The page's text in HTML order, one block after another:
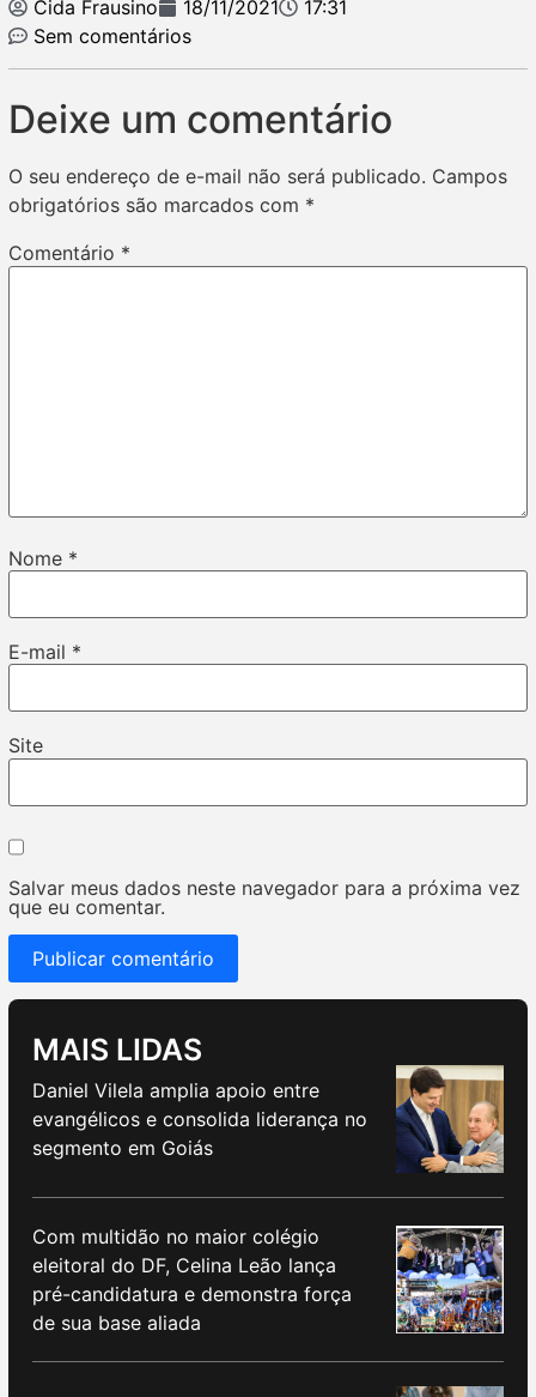
Cida Frausino 18/11/2021
17:31
Sem comentários
Deixe um comentário
O seu endereço de e-mail não será publicado. Campos
obrigatórios são marcados com *
Comentário *
Nome *
E-mail *
Site
Salvar meus dados neste navegador para a próxima vez
que eu comentar.
MAIS LIDAS
Daniel Vilela amplia apoio entre
evangélicos e consolida liderança no
segmento em Goiás
Com multidão no maior colégio
eleitoral do DF, Celina Leão lança
pré-candidatura e demonstra força
de sua base aliada